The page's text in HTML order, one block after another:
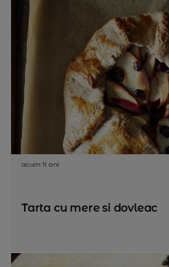
acum 11 ani
Tarta cu mere si dovleac